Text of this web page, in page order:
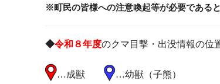
※町民の皆様への注意喚起等が必要であると
◆令和８年度のクマ目撃・出没情報の位
…成獣 …幼獣（子熊）